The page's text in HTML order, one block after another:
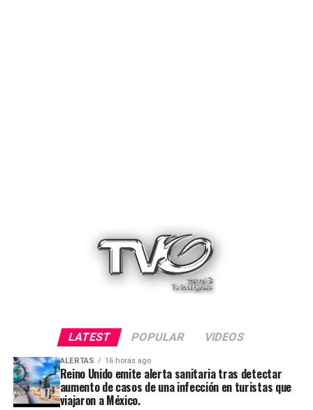
LATEST POPULAR VIDEOS
ALERTAS 16 horas ago
Reino Unido emite alerta sanitaria tras detectar
aumento de casos de una infección en turistas que
viajaron a México.